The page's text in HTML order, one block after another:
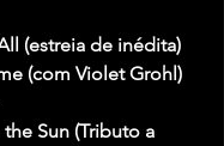
(estreia de inédita)
(com Violet Grohl)
Sun (Tributo a